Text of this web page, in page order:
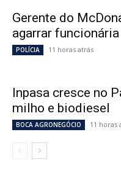
Gerente do
agarrar funcionária
POLÍCIA 11 horas atrás
Inpasa cresce no
milho e biodiesel
BOCA AGRONEGÓCIO 11 horas